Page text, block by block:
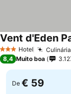
3 EstrelasHotel
Vent d'Eden
8,4 Muito boa
De € 59